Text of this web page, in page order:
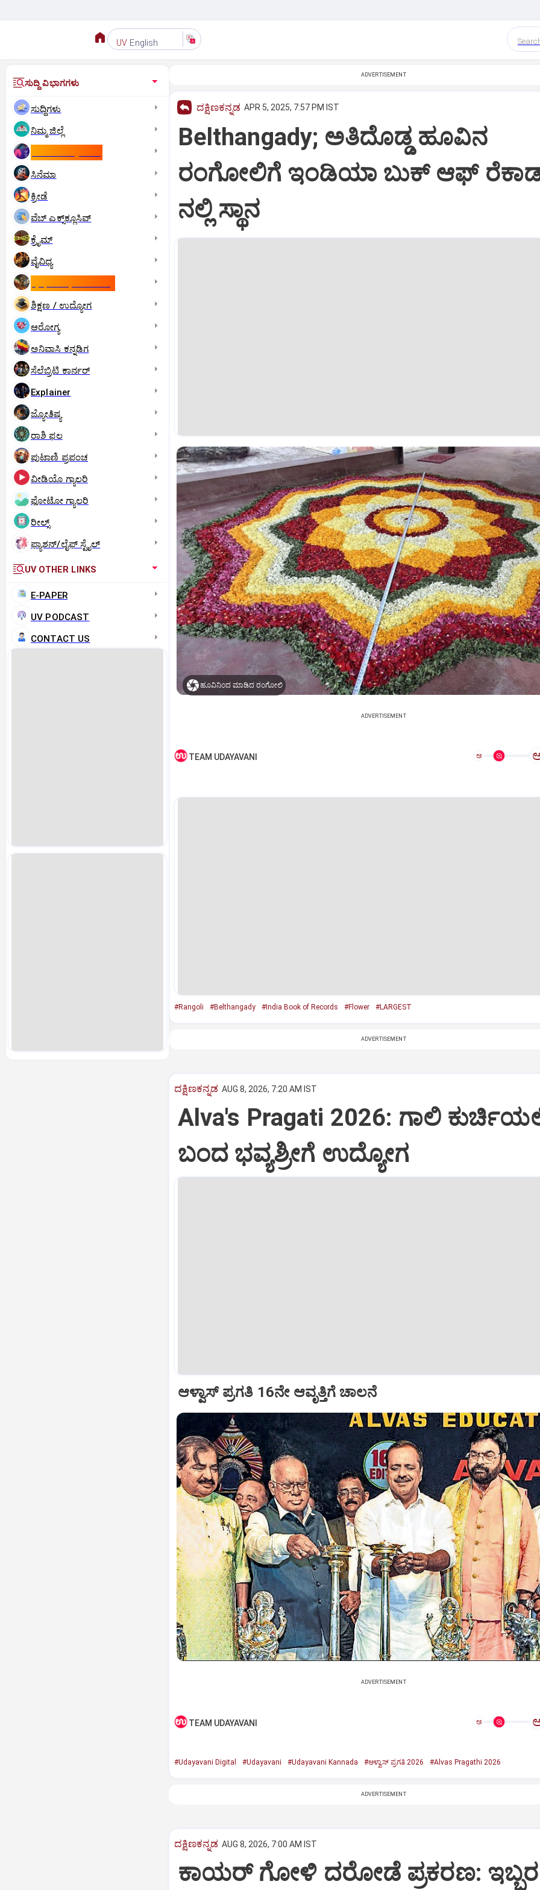
UV English
ಸುದ್ದಿ ವಿಭಾಗಗಳು
ಸುದ್ದಿಗಳು
ನಿಮ್ಮ ಜಿಲ್ಲೆ
ಸಿನೆಮಾ
ಕ್ರೀಡೆ
ವೆಬ್ ಎಕ್ಸ್‌ಕ್ಲೂಸಿವ್
ಕ್ರೈಮ್
ವೈವಿಧ್ಯ
ಶಿಕ್ಷಣ / ಉದ್ಯೋಗ
ಆರೋಗ್ಯ
ಅನಿವಾಸಿ ಕನ್ನಡಿಗ
ಸೆಲೆಬ್ರಿಟಿ ಕಾರ್ನರ್‌
Explainer
ಜ್ಯೋತಿಷ್ಯ
ರಾಶಿ ಫಲ
ಪುಟಾಣಿ ಪ್ರಪಂಚ
ವೀಡಿಯೊ ಗ್ಯಾಲರಿ
ಫೋಟೋ ಗ್ಯಾಲರಿ
ರೀಲ್ಸ್
ಫ್ಯಾಶನ್/ಲೈಫ್‌ ಸ್ಟೈಲ್
UV OTHER LINKS
E-PAPER
UV PODCAST
CONTACT US
ADVERTISEMENT
ದಕ್ಷಿಣಕನ್ನಡ APR 5, 2025, 7:57 PM IST
Belthangady; ಅತಿದೊಡ್ಡ ಹೂವಿನ
ರಂಗೋಲಿಗೆ ಇಂಡಿಯಾ ಬುಕ್ ಆಫ್
ನಲ್ಲಿ ಸ್ಥಾನ
ಹೂವಿನಿಂದ ಮಾಡಿದ ರಂಗೋಲಿ
ADVERTISEMENT
TEAM UDAYAVANI ಅ
#Rangoli #Belthangady #India Book of Records #Flower #LARGEST
ADVERTISEMENT
ದಕ್ಷಿಣಕನ್ನಡ AUG 8, 2026, 7:20 AM IST
Alva's Pragati 2026: ಗಾಲಿ
ಬಂದ ಭವ್ಯಶ್ರೀಗೆ ಉದ್ಯೋಗ
ಆಳ್ವಾಸ್‌ ಪ್ರಗತಿ 16ನೇ ಆವೃತ್ತಿಗೆ ಚಾಲನೆ
ADVERTISEMENT
TEAM UDAYAVANI ಅ
#Udayavani Digital #Udayavani #Udayavani Kannada #ಆಳ್ವಾಸ್‌ ಪ್ರಗತಿ 2026 #Alvas Pragathi 2026
ADVERTISEMENT
ದಕ್ಷಿಣಕನ್ನಡ AUG 8, 2026, 7:00 AM IST
ಕಾಯರ್ ಗೋಳಿ ದರೋಡೆ ಪ್ರಕರಣ: ಇಬ್ಬರ